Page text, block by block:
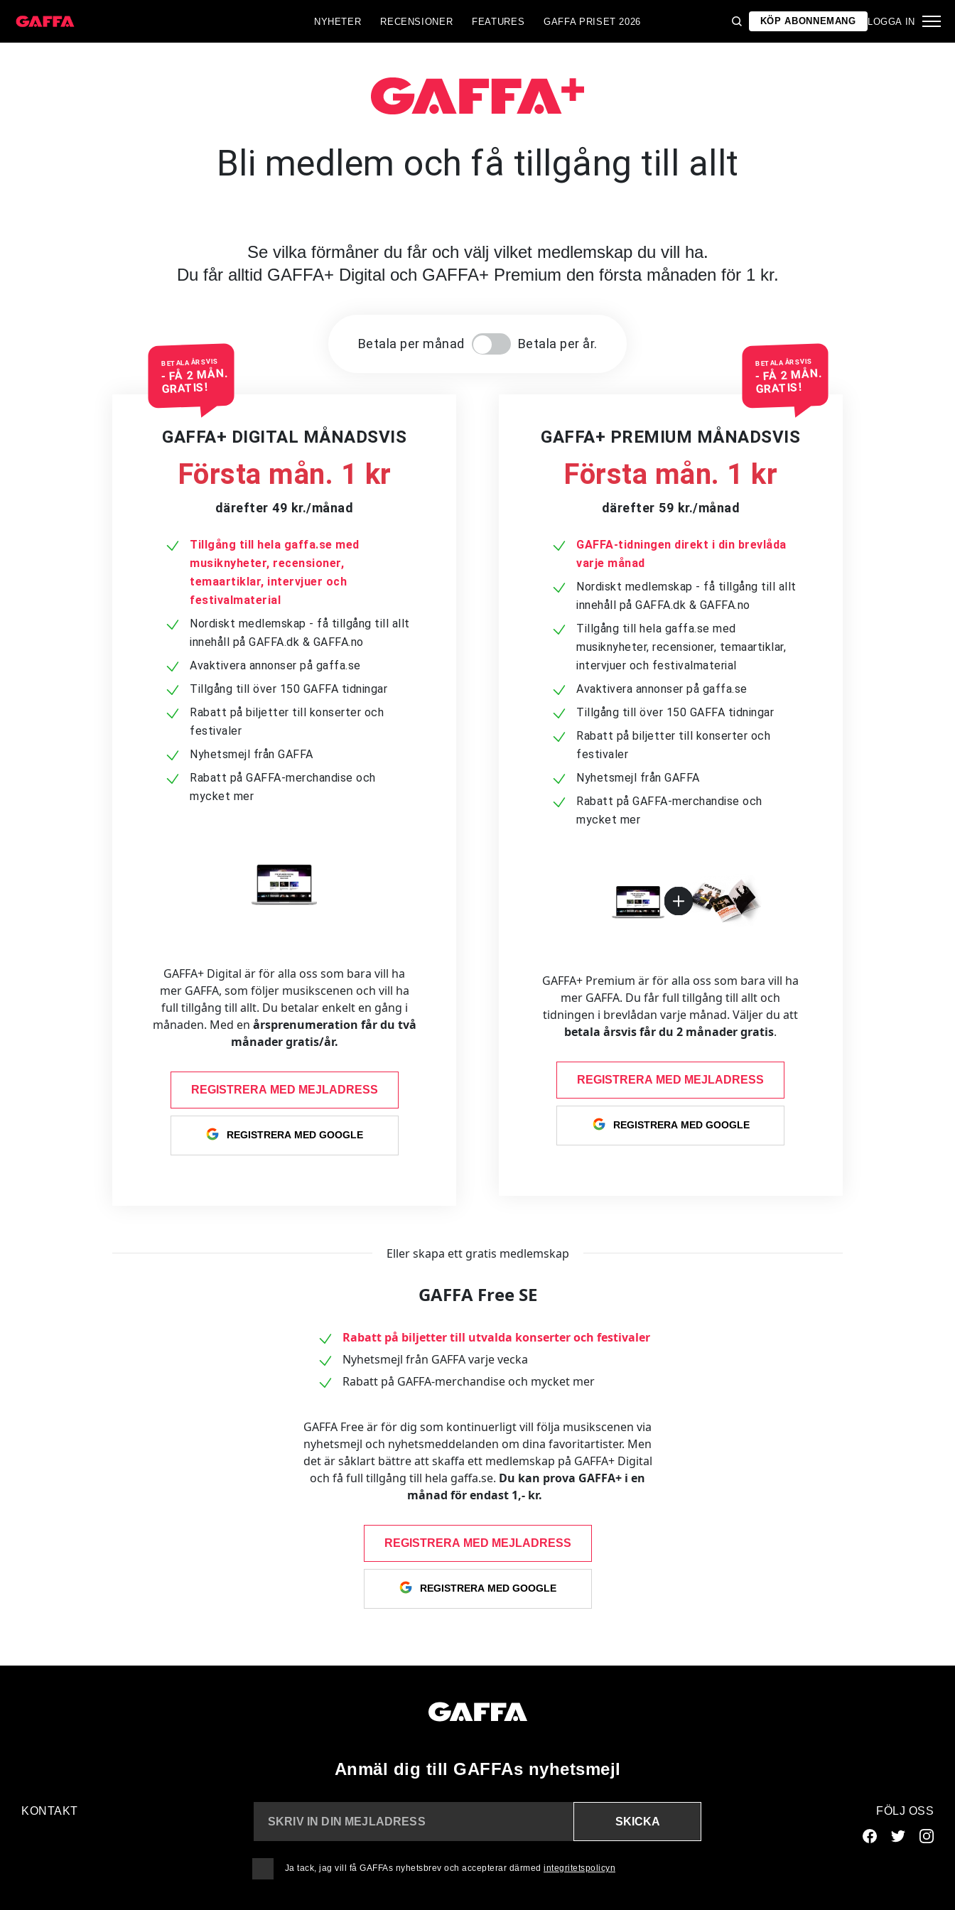
NYHETER RECENSIONER FEATURES GAFFA PRISET 2026 KÖP ABONNEMANG LOGGA IN
Bli medlem och få tillgång till allt
Se vilka förmåner du får och välj vilket medlemskap du vill ha.
Du får alltid GAFFA+ Digital och GAFFA+ Premium den första månaden för 1 kr.
Betala per månad Betala per år.
BETALA ÅRSVIS
- FÅ 2 MÅN.
GRATIS!
GAFFA+ DIGITAL MÅNADSVIS
Första mån. 1 kr
därefter 49 kr./månad
Tillgång till hela gaffa.se med
musiknyheter, recensioner,
temaartiklar, intervjuer och
festivalmaterial
Nordiskt medlemskap - få tillgång till allt
innehåll på GAFFA.dk & GAFFA.no
Avaktivera annonser på gaffa.se
Tillgång till över 150 GAFFA tidningar
Rabatt på biljetter till konserter och
festivaler
Nyhetsmejl från GAFFA
Rabatt på GAFFA-merchandise och
mycket mer
GAFFA+ Digital är för alla oss som bara vill ha
mer GAFFA, som följer musikscenen och vill ha
full tillgång till allt. Du betalar enkelt en gång i
månaden. Med en årsprenumeration får du två
månader gratis/år.
REGISTRERA MED MEJLADRESS
REGISTRERA MED GOOGLE
BETALA ÅRSVIS
- FÅ 2 MÅN.
GRATIS!
GAFFA+ PREMIUM MÅNADSVIS
Första mån. 1 kr
därefter 59 kr./månad
GAFFA-tidningen direkt i din brevlåda
varje månad
Nordiskt medlemskap - få tillgång till allt
innehåll på GAFFA.dk & GAFFA.no
Tillgång till hela gaffa.se med
musiknyheter, recensioner, temaartiklar,
intervjuer och festivalmaterial
Avaktivera annonser på gaffa.se
Tillgång till över 150 GAFFA tidningar
Rabatt på biljetter till konserter och
festivaler
Nyhetsmejl från GAFFA
Rabatt på GAFFA-merchandise och
mycket mer
GAFFA+ Premium är för alla oss som bara vill ha
mer GAFFA. Du får full tillgång till allt och
tidningen i brevlådan varje månad. Väljer du att
betala årsvis får du 2 månader gratis.
REGISTRERA MED MEJLADRESS
REGISTRERA MED GOOGLE
Eller skapa ett gratis medlemskap
GAFFA Free SE
Rabatt på biljetter till utvalda konserter och festivaler
Nyhetsmejl från GAFFA varje vecka
Rabatt på GAFFA-merchandise och mycket mer
GAFFA Free är för dig som kontinuerligt vill följa musikscenen via
nyhetsmejl och nyhetsmeddelanden om dina favoritartister. Men
det är såklart bättre att skaffa ett medlemskap på GAFFA+ Digital
och få full tillgång till hela gaffa.se. Du kan prova GAFFA+ i en
månad för endast 1,- kr.
REGISTRERA MED MEJLADRESS
REGISTRERA MED GOOGLE
Anmäl dig till GAFFAs nyhetsmejl
KONTAKT
SKRIV IN DIN MEJLADRESS
SKICKA
Ja tack, jag vill få GAFFAs nyhetsbrev och accepterar därmed integritetspolicyn
FÖLJ OSS